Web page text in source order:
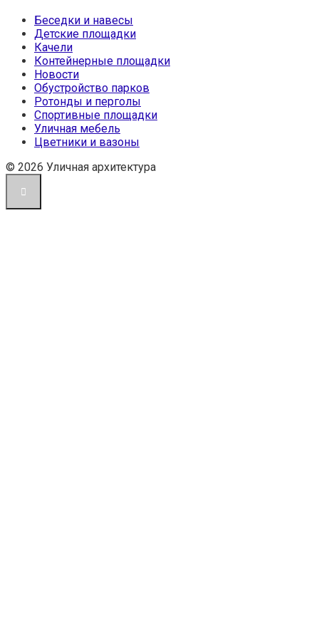
Беседки и навесы
Детские площадки
Качели
Контейнерные площадки
Новости
Обустройство парков
Ротонды и перголы
Спортивные площадки
Уличная мебель
Цветники и вазоны
© 2026 Уличная архитектура